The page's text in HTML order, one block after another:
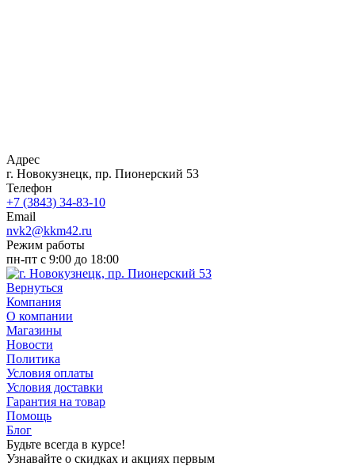
Адрес
г. Новокузнецк, пр. Пионерский 53
Телефон
+7 (3843) 34-83-10
Email
nvk2@kkm42.ru
Режим работы
пн-пт с 9:00 до 18:00
Вернуться
Компания
О компании
Магазины
Новости
Политика
Условия оплаты
Условия доставки
Гарантия на товар
Помощь
Блог
Будьте всегда в курсе!
Узнавайте о скидках и акциях первым